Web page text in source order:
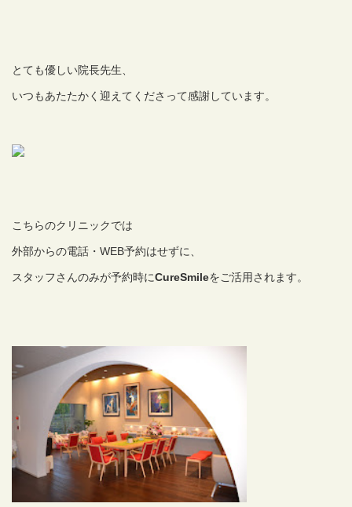
とても優しい院長先生、
いつもあたたかく迎えてくださって感謝しています。
こちらのクリニックでは
外部からの電話・WEB予約はせずに、
スタッフさんのみが予約時にCureSmileをご活用されます。